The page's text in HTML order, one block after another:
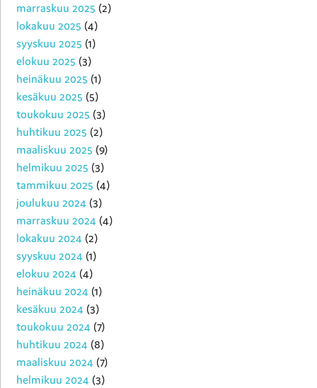
marraskuu 2025 (2)
lokakuu 2025 (4)
syyskuu 2025 (1)
elokuu 2025 (3)
heinäkuu 2025 (1)
kesäkuu 2025 (5)
toukokuu 2025 (3)
huhtikuu 2025 (2)
maaliskuu 2025 (9)
helmikuu 2025 (3)
tammikuu 2025 (4)
joulukuu 2024 (3)
marraskuu 2024 (4)
lokakuu 2024 (2)
syyskuu 2024 (1)
elokuu 2024 (4)
heinäkuu 2024 (1)
kesäkuu 2024 (3)
toukokuu 2024 (7)
huhtikuu 2024 (8)
maaliskuu 2024 (7)
helmikuu 2024 (3)